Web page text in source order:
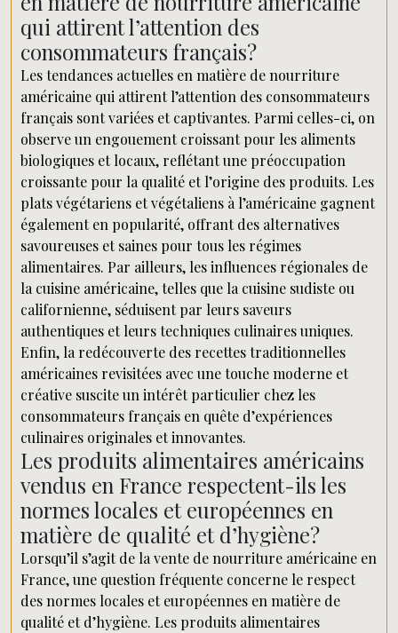
qui attirent l’attention des
consommateurs français?
Les tendances actuelles en matière de nourriture
américaine qui attirent l’attention des consommateurs
français sont variées et captivantes. Parmi celles-ci, on
observe un engouement croissant pour les aliments
biologiques et locaux, reflétant une préoccupation
croissante pour la qualité et l’origine des produits. Les
plats végétariens et végétaliens à l’américaine gagnent
également en popularité, offrant des alternatives
savoureuses et saines pour tous les régimes
alimentaires. Par ailleurs, les influences régionales de
la cuisine américaine, telles que la cuisine sudiste ou
californienne, séduisent par leurs saveurs
authentiques et leurs techniques culinaires uniques.
Enfin, la redécouverte des recettes traditionnelles
américaines revisitées avec une touche moderne et
créative suscite un intérêt particulier chez les
consommateurs français en quête d’expériences
culinaires originales et innovantes.
Les produits alimentaires américains
vendus en France respectent-ils les
normes locales et européennes en
matière de qualité et d’hygiène?
Lorsqu’il s’agit de la vente de nourriture américaine en
France, une question fréquente concerne le respect
des normes locales et européennes en matière de
qualité et d’hygiène. Les produits alimentaires